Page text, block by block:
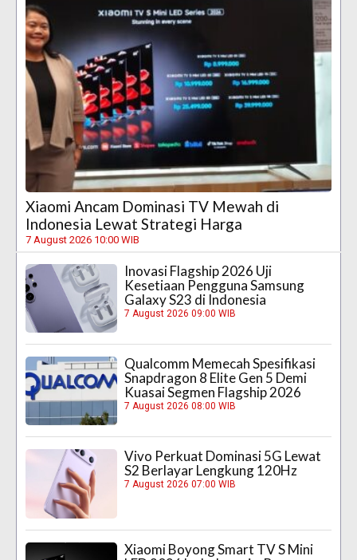
Xiaomi Ancam Dominasi TV Mewah di
Indonesia Lewat Strategi Harga
7 August 2026 10:00 WIB
Inovasi Flagship 2026 Uji
Kesetiaan Pengguna Samsung
Galaxy S23 di Indonesia
7 August 2026 09:00 WIB
Qualcomm Memecah Spesifikasi
Snapdragon 8 Elite Gen 5 Demi
Kuasai Segmen Flagship 2026
7 August 2026 08:00 WIB
Vivo Perkuat Dominasi 5G Lewat
S2 Berlayar Lengkung 120Hz
7 August 2026 07:00 WIB
Xiaomi Boyong Smart TV S Mini